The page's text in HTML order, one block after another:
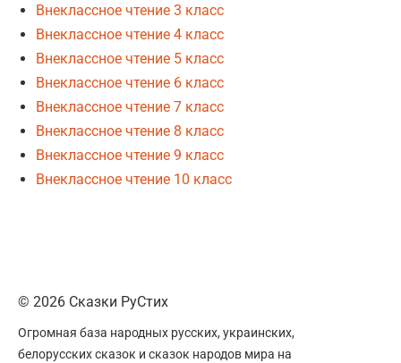
Внеклассное чтение 3 класс
Внеклассное чтение 4 класс
Внеклассное чтение 5 класс
Внеклассное чтение 6 класс
Внеклассное чтение 7 класс
Внеклассное чтение 8 класс
Внеклассное чтение 9 класс
Внеклассное чтение 10 класс
© 2026 Сказки РуСтих
Огромная база народных русских, украинских,
белорусских сказок и сказок народов мира на